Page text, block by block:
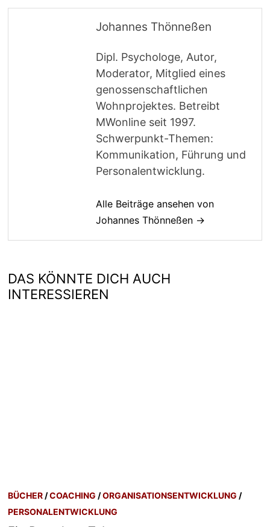
Johannes Thönneßen
Dipl. Psychologe, Autor,
Moderator, Mitglied eines
genossenschaftlichen
Wohnprojektes. Betreibt
MWonline seit 1997.
Schwerpunkt-Themen:
Kommunikation, Führung und
Personalentwicklung.
Alle Beiträge ansehen von
Johannes Thönneßen →
DAS KÖNNTE DICH AUCH
INTERESSIEREN
BÜCHER /COACHING /ORGANISATIONSENTWICKLUNG /
PERSONALENTWICKLUNG